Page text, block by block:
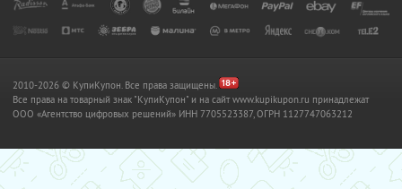
2010-2026 © КупиКупон. Все права защищены.
Все права на товарный знак "КупиКупон" и на сайт www.kupikupon.ru принадлежат
OOO «Агентство цифровых решений» ИНН 7705523387, ОГРН 1127747063212